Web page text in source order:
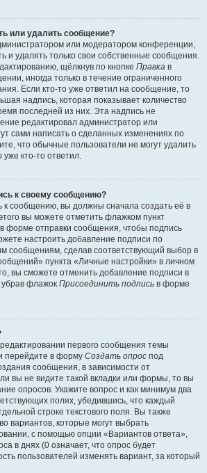
или удалить сообщение?
или модератором конференции,
и удалять только свои собственные сообщения.
щёлкнув по кнопке Правка в
иногда только в течение ограниченного
Если кто-то уже ответил на сообщение, то
надпись, которая показывает количество
последней из них. Эта надпись не
редактировал администратор или
сами написать о сделанных изменениях по
что обычные пользователи не могут удалить
кто-то ответил.
к своему сообщению?
к сообщению, вы должны сначала создать её в
вы можете отметить флажком пункт
в форме отправки сообщения, чтобы подпись
настроить добавление подписи по
сообщениям, сделав соответствующий выбор в
пункта «Личные настройки» в личном
вы сможете отменить добавление подписи в
флажок Присоединить подпись в форме
первого сообщения темы
перейдите в форму Создать опрос под
сообщения, в зависимости от
вы не видите такой вкладки или формы, то вы
опросов. Укажите вопрос и как минимум два
полях, убедившись, что каждый
строке текстового поля. Вы также
вариантов, которые могут выбрать
с помощью опции «Вариантов ответа»,
в днях (0 означает, что опрос будет
пользователей изменять вариант, за который